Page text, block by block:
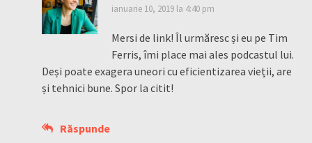
ianuarie 10, 2019 la 4:40 pm
Mersi de link! Îl urmăresc și eu pe Tim
Ferris, îmi place mai ales podcastul lui.
Deși poate exagera uneori cu eficientizarea vieții, are
și tehnici bune. Spor la citit!
Răspunde